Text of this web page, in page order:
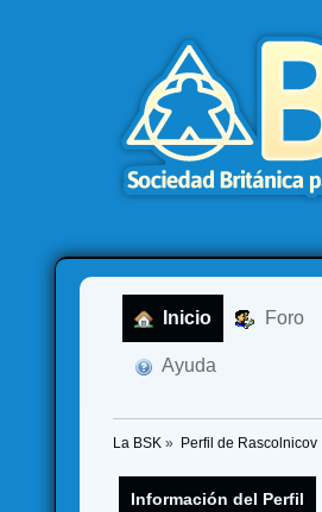
Inicio Foro
Ayuda
La BSK » Perfil de Rascolnicov
Información del Perfil